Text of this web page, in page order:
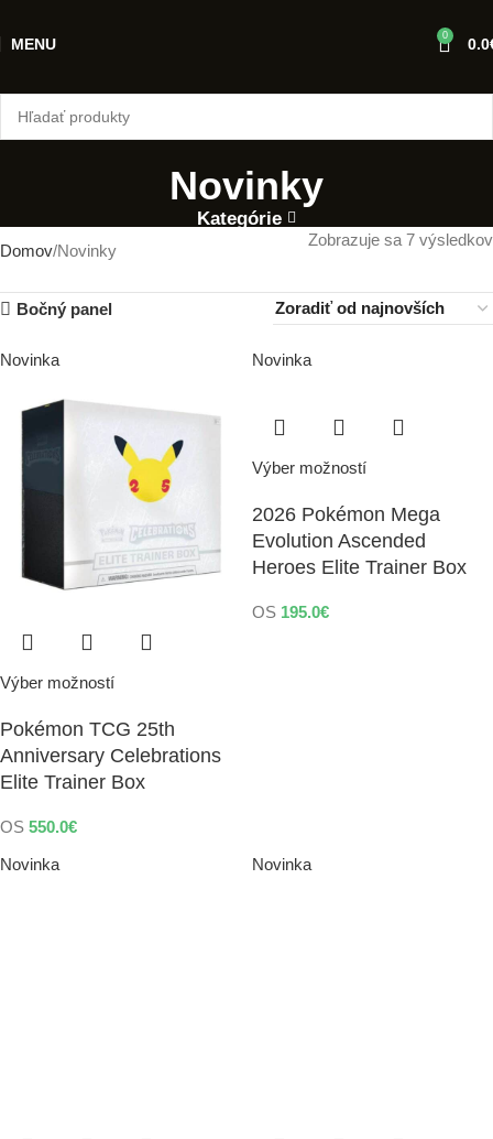
MENU 0 0.0
Novinky
Kategórie
Domov Novinky
Zobrazuje sa 7 výsledkov
Bočný panel
Novinka
Výber možností
Pokémon TCG 25th
Anniversary Celebrations
Elite Trainer Box
OS 550.0€
Novinka
Výber možností
2026 Pokémon Mega
Evolution Ascended
Heroes Elite Trainer Box
OS 195.0€
Novinka Novinka